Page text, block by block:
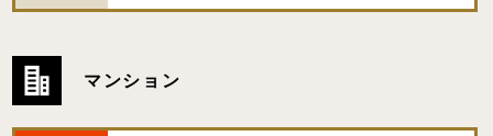
マンション